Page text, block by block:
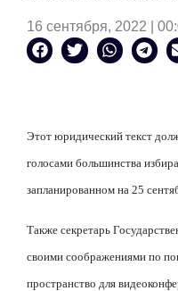
16 сентября, 2022 |
Этот юридический текст
голосами большинства
запланированном на 25
Также секретарь
своими соображениями по
пространство для